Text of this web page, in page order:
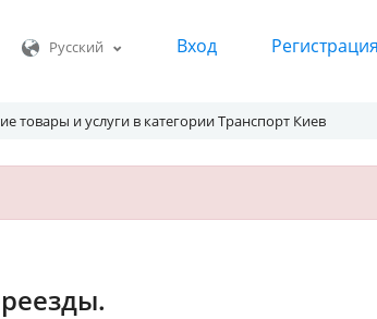
Русский Вход Регистрация
товары и услуги в категории Транспорт Киев